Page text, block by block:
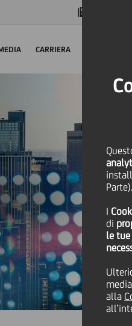
CARRIERA
Parte).
I
di
le tue
alla